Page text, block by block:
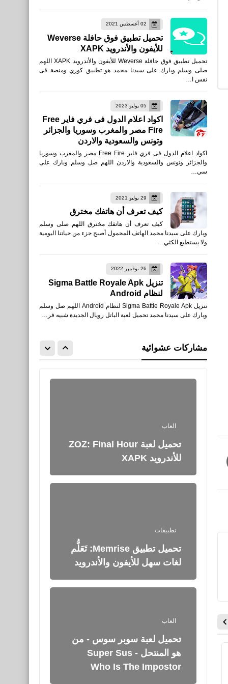
02 أغسطس 2021
تحميل تطبيق فوق حافلة Weverse
للأيفون والأندرويد XAPK
تحميل تطبيق فوق حافلة Weverse للأيفون والأندرويد XAPK اللهم
صلى وسلم وبارك على سيدنا محمد هو تطبيق كوري ومنصة فى
نفس ا…
05 يوليو 2023
اكواد اعلام الدول فى فري فاير Free
Fire مصر والمغرب وسوريا والجزائر
وتونس والسعودية والاردن
اكواد اعلام الدول فى فري فاير Free Fire مصر والمغرب وسوريا
والجزائر وتونس والسعودية والاردن اللهم صل وسلم وبارك على
سي…
29 يوليو 2021
كيف تعرف أن هاتفك مخترق
كيف تعرف أن هاتفك مخترق اللهم صلى وسلم
وبارك على سيدنا محمد الهاتف المحمول أصبح جزء من حياتنا اليومية
ولا يستطيع الكثي…
26 نوفمبر 2022
تنزيل Sigma Battle Royale Apk
لنظام Android
تنزيل Sigma Battle Royale Apk لنظام Android اللهم صل وسلم
وبارك على سيدنا محمد تحميل لعبة الباتل رويال الجديدة شبيه فر…
مشاركات عشوائية
نطبيقات
لغات سهل للأيفون والأندرويد
العاب
تحميل لعبة سوبر سوس - من
هو المنتحل Super Sus -
Who Is The Impostor
العاب
أفضل 9 العاب عالم مفتوح
تشبه جراند الواقعية GTA V
العاب
على الكمبيوتر
العاب
تحميل لعبة ZOZ: Final Hour
للأندرويد XAPK
نطبيقات
تحميل تطبيق Memrise: تَعَلُّم
لغات سهل للأيفون والأندرويد
العاب
تحميل لعبة سوبر سوس - من
هو المنتحل Super Sus -
Who Is The Impostor